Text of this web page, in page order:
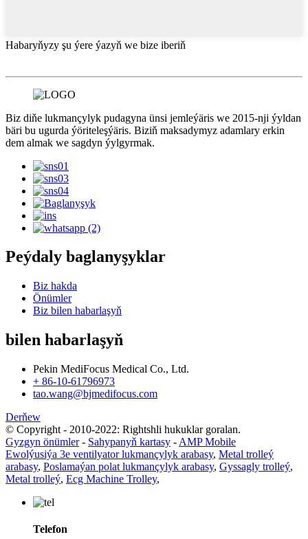
Habaryňyzy şu ýere ýazyň we bize iberiň
Biz diňe lukmançylyk pudagyna ünsi jemleýäris we 2015-nji ýyldan
bäri bu ugurda ýöriteleşýäris. Biziň maksadymyz adamlary erkin
dem almak we sagdyn ýylgyrmak.
Peýdaly baglanyşyklar
Biz hakda
Önümler
Biz bilen habarlaşyň
bilen habarlaşyň
Pekin MediFocus Medical Co., Ltd.
+ 86-10-61796973
tao.wang@bjmedifocus.com
Derňew
© Copyright - 2010-2022: Rightshli hukuklar goralan.
Gyzgyn önümler- Sahypanyň kartasy - AMP Mobile
Ewolýusiýa 3e ventilyator lukmançylyk arabasy, Metal trolleý
arabasy, Poslamaýan polat lukmançylyk arabasy, Gyssagly trolleý,
Metal trolleý, Ecg Machine Trolley,
Telefon